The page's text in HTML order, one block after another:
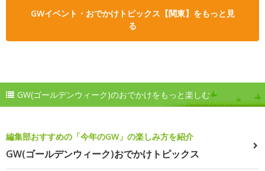
GWイベント・おでかけトピックス【関東】をもっと見
る
GW(ゴールデンウィーク)のおでかけをもっと楽しむ
編集部おすすめの「今年のGW」の楽しみ方を紹介
GW(ゴールデンウィーク)おでかけトピックス